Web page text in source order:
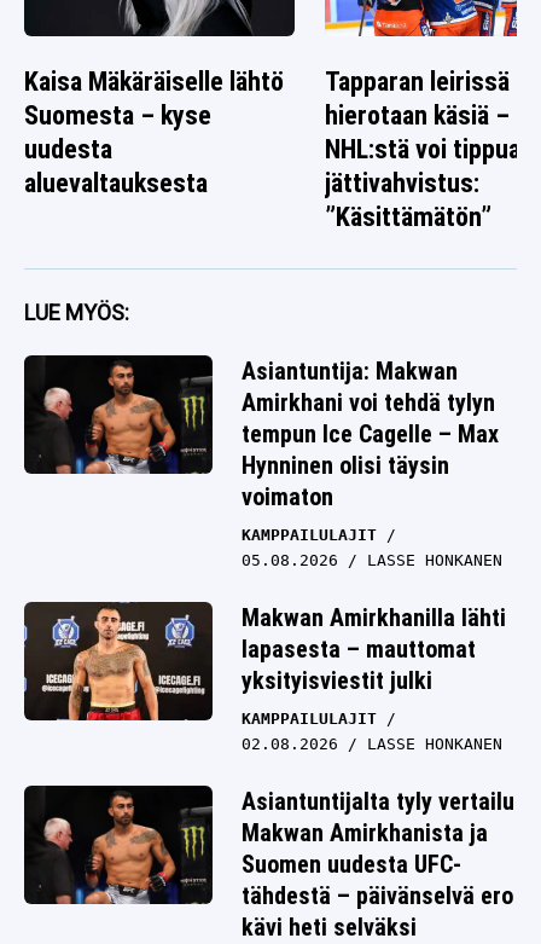
Kaisa Mäkäräiselle lähtö
Suomesta – kyse
uudesta
aluevaltauksesta
Tapparan leirissä
hierotaan käsiä –
NHL:stä voi tippua
jättivahvistus:
”Käsittämätön”
LUE MYÖS:
Asiantuntija: Makwan
Amirkhani voi tehdä tylyn
tempun Ice Cagelle – Max
Hynninen olisi täysin
voimaton
KAMPPAILULAJIT
05.08.2026
LASSE HONKANEN
Makwan Amirkhanilla lähti
lapasesta – mauttomat
yksityisviestit julki
KAMPPAILULAJIT
02.08.2026
LASSE HONKANEN
Asiantuntijalta tyly vertailu
Makwan Amirkhanista ja
Suomen uudesta UFC-
tähdestä – päivänselvä ero
kävi heti selväksi